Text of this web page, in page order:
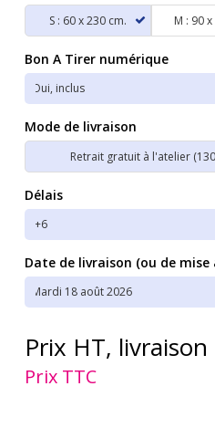
S : 60 x 230 cm. M : 90
Bon A Tirer numérique
Mode de livraison
Retrait gratuit à l'atelier
Délais
Date de livraison (ou de
Prix HT,
Prix TTC